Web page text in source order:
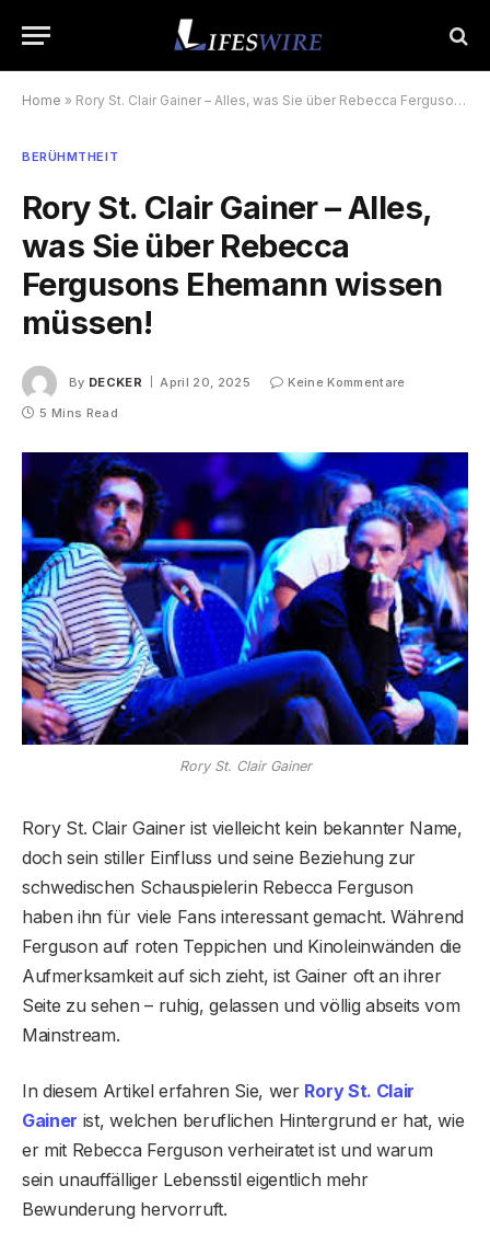
Home » Rory St. Clair Gainer – Alles, was Sie über Rebecca Fergusons Ehemann wissen müssen!
BERÜHMTHEIT
Rory St. Clair Gainer – Alles,
was Sie über Rebecca
Fergusons Ehemann wissen
müssen!
By DECKER April 20, 2025
Keine Kommentare
5 Mins Read
Rory St. Clair Gainer
Rory St. Clair Gainer ist vielleicht kein bekannter Name,
doch sein stiller Einfluss und seine Beziehung zur
schwedischen Schauspielerin Rebecca Ferguson
haben ihn für viele Fans interessant gemacht. Während
Ferguson auf roten Teppichen und Kinoleinwänden die
Aufmerksamkeit auf sich zieht, ist Gainer oft an ihrer
Seite zu sehen – ruhig, gelassen und völlig abseits vom
Mainstream.
In diesem Artikel erfahren Sie, wer Rory St. Clair
Gainer ist, welchen beruflichen Hintergrund er hat, wie
er mit Rebecca Ferguson verheiratet ist und warum
sein unauffälliger Lebensstil eigentlich mehr
Bewunderung hervorruft.